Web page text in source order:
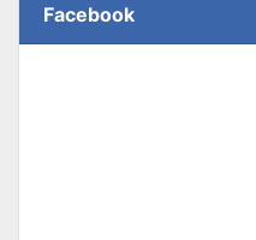
Facebook